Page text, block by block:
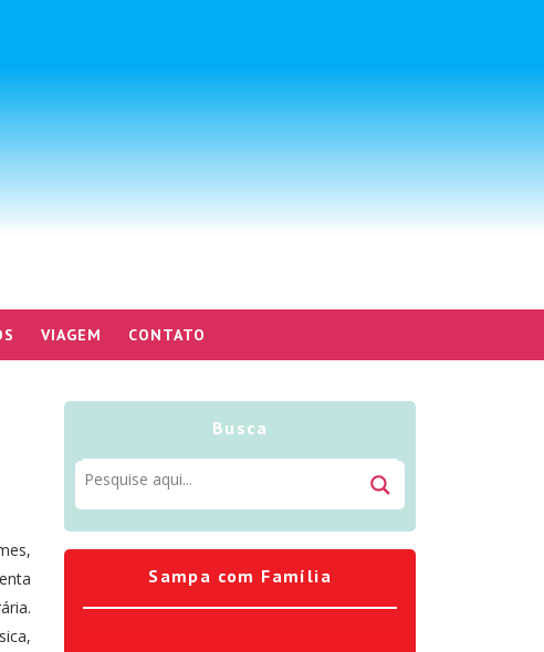
VIAGEM CONTATO
Busca
Sampa com Família